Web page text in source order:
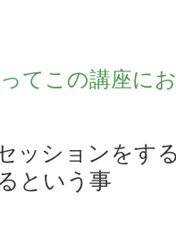
てこの講座に
ッションをす
という事